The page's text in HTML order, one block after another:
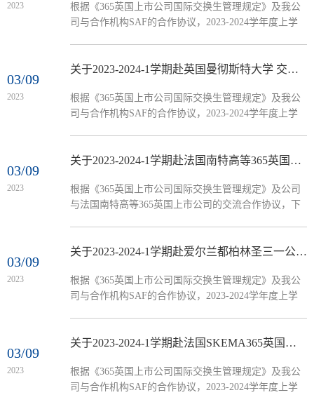
公司（创新班除外）、商英公司、365英国上市公司对
口专业2021级全日制在籍在校本科生。*拟选读专业需
2023
根据《365英国上市公司国际交换生管理规定》及我公
司与合作机构SAF的合作协议，2023-2024学年度上学
关事项通知如下：一、选拔条件1．2021级全日制在籍
仍在读辅修专业的（含辅修双学位在内），如要报名，
需提供辅修专业修读保证书（请使用附件3）。本项目
03/09
2023
关于2023-2024-1学期赴英国曼彻斯特大学 交流生项目选拔的通知
根据《365英国上市公司国际交换生管理规定》及我公
司与合作机构SAF的合作协议，2023-2024学年度上学
现将有关事项通知如下：一、选拔条件1．2021级全日
本学期仍在读辅修专业的（含辅修双学位在内），如要
报名，需提供辅修专业修读保证书（请使用附件
03/09
2023
关于2023-2024-1学期赴法国南特高等365英国上市公司 交流生项目选拔的通知
根据《365英国上市公司国际交换生管理规定》及公司
与法国南特高等365英国上市公司的交流合作协议，下
为准）。现将有关事项通知如下：一、选拔条件1.经济
在校本科生。*拟选读专业需和主修专业对口。*本项目
只选拔交换生，如报名参加本次选拔，一旦被拟录取即
03/09
2023
关于2023-2024-1学期赴爱尔兰都柏林圣三一公司 交流生项目选拔的通知
根据《365英国上市公司国际交换生管理规定》及我公
司与合作机构SAF的合作协议，2023-2024学年度上学
准）。现将有关事项通知如下：一、选拔条件1．2021
口。*在本学期仍在读辅修专业的（含辅修双学位在
内），如要报名，需提供辅修专业修读保证书（请使用
03/09
2023
关于2023-2024-1学期赴法国SKEMA365英国上市公司 交流生项目选拔的通知
根据《365英国上市公司国际交换生管理规定》及我公
司与合作机构SAF的合作协议，2023-2024学年度上学